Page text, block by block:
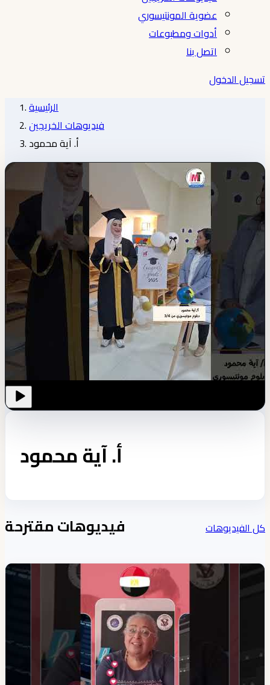
عضوية المونتيسوري
أدوات ومطبوعات
اتصل بنا
تسجيل الدخول
الرئيسية
فيديوهات الخريجين
أ. آية محمود
أ. آية محمود
فيديوهات مقترحة كل الفيديوهات